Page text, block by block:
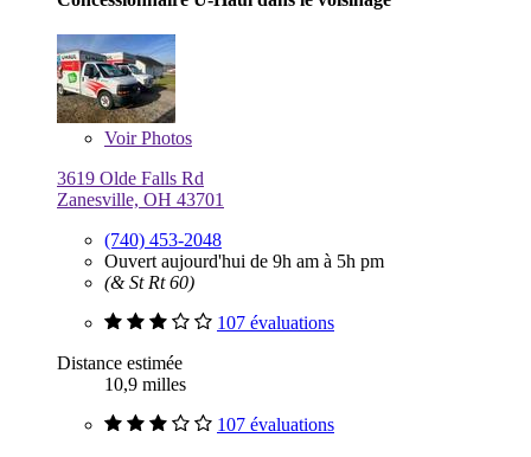
VoirPhotos
3619 Olde Falls Rd
Zanesville, OH 43701
(740) 453-2048
Ouvert aujourd'hui de 9h am à 5h pm
(& St Rt 60)
107 évaluations
Distance estimée
10,9 milles
107 évaluations